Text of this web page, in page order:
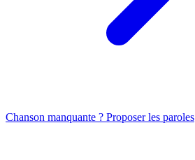
Chanson manquante ? Proposer les paroles